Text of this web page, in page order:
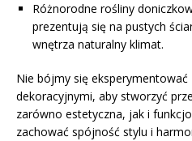
Różnorodne rośliny
prezentują się na pustych
wnętrza naturalny klimat.
Nie bójmy się
dekoracyjnymi, aby stworzyć
zarówno estetyczna, jak i
zachować spójność stylu i